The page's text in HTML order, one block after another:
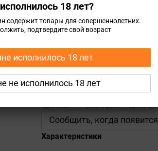
699 грн
Сообщить, когда появится
Характеристики
18 лет?
содержит товары для совершеннолетних.
подтвердите свой возраст
исполнилось 18 лет
не исполнилось 18 лет